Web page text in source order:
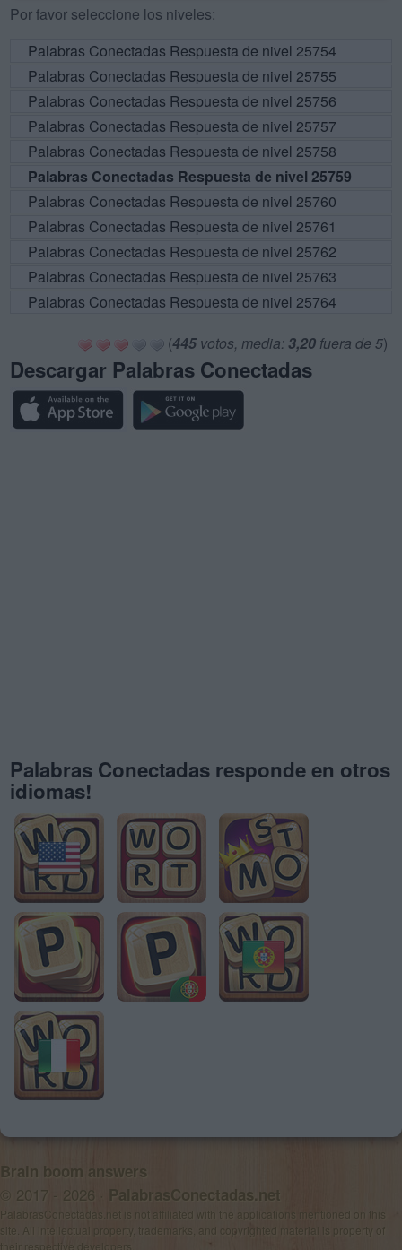
Por favor seleccione los niveles:
Palabras Conectadas Respuesta de nivel 25754
Palabras Conectadas Respuesta de nivel 25755
Palabras Conectadas Respuesta de nivel 25756
Palabras Conectadas Respuesta de nivel 25757
Palabras Conectadas Respuesta de nivel 25758
Palabras Conectadas Respuesta de nivel 25759
Palabras Conectadas Respuesta de nivel 25760
Palabras Conectadas Respuesta de nivel 25761
Palabras Conectadas Respuesta de nivel 25762
Palabras Conectadas Respuesta de nivel 25763
Palabras Conectadas Respuesta de nivel 25764
(445votos, media: 3,20 fuera de 5)
Descargar Palabras Conectadas
Palabras Conectadas responde en otros
idiomas!
Brain boom answers
© 2017 - 2026 · PalabrasConectadas.net
PalabrasConectadas.net is not affiliated with the applications mentioned on this
site. All intellectual property, trademarks, and copyrighted material is property of